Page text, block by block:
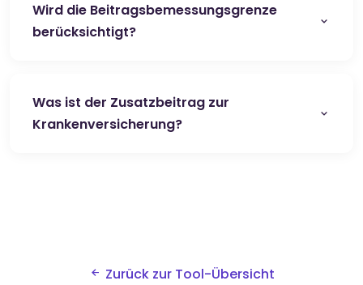
Wird die Beitragsbemessungsgrenze
berücksichtigt?
Was ist der Zusatzbeitrag zur
Krankenversicherung?
Zurück zur Tool-Übersicht